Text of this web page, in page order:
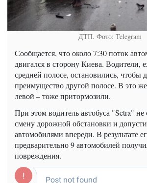
ДТП. Фото: Telegram
Сообщается, что около 7:30 поток
двигался в сторону Киева. Водители,
средней полосе, остановились, чтобы
преимущество другой полосе. В это
левой – тоже притормозили.
При этом водитель автобуса "Setra" не
смену дорожной обстановки и
автомобилями впереди. В результате
предварительно 9 автомобилей
повреждения.